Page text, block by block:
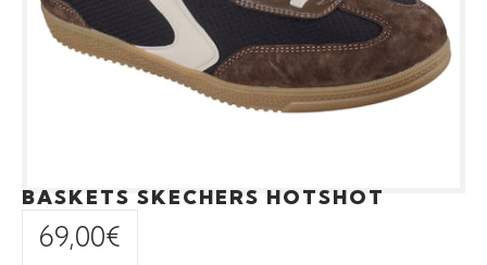
BASKETS SKECHERS HOTSHOT
69,00€